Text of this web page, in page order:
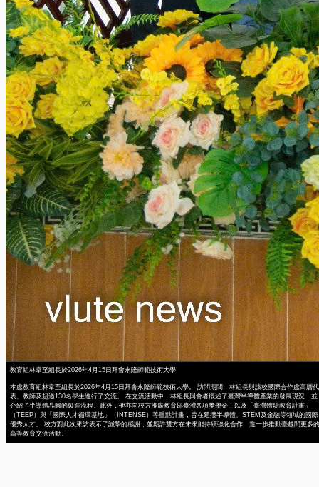
教育組林韋至組長於2026年4月15日拜會永隆師範技術大學
本處教育組林韋至組長於2026年4月15日拜會永隆師範技術大學。 訪問期間，林組長與該校國際合作處高層代
表、教師及超過130名學生進行了交流。 在交流活動中，林組長與會者概述了臺灣半導體產業的發展現況，並
介紹了半導體晶圓的製造流程。此外，他亦向校方推廣教育部臺灣各項獎學金，以及「臺灣體驗教育計畫」
（TEEP）與「國際人才循環基地」（INTENSE）等重點計畫，旨在延攬半導體、STEM及金融等領域的國際
優秀人才。 校方對此次來訪表示了誠摯的感謝，並期許雙方在未來能持續強化合作，進一步推動臺越間更多的
高等教育交流活動。